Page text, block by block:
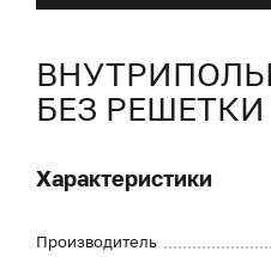
БЕЗ РЕШЕТКИ
Характеристики
Производитель